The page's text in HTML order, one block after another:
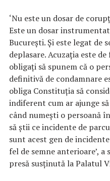
‘Nu este un dosar de
Este un dosar
București. Și este legat de
deplasare. Acuzația este
obligați să spunem că o
definitivă de condamnare
obliga Constituția să
indiferent cum ar ajunge
când numești o persoană
să știi ce incidente de
sunt acest gen de
fel de semne anterioare’,
presă susținută la Palatul